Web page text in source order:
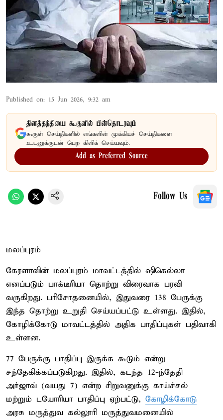
Published on: 15 Jun 2026, 9:32 am
தினத்தந்தியை கூகுளில் பின்தொடரவும்
கூகுள் செய்திகளில் எங்களின் முக்கியச் செய்திகளை
உடனுக்குடன் பெற கிளிக் செய்யவும்.
Add as Preferred Source
Follow Us
மலப்புரம்
கேரளாவின் மலப்புரம் மாவட்டத்தில் ஷிகெல்லா
எனப்படும் பாக்டீரியா தொற்று விரைவாக பரவி
வருகிறது. பரிசோதனையில், இதுவரை 138 பேருக்கு
இந்த தொற்று உறுதி செய்யப்பட்டு உள்ளது. இதில்,
கோழிக்கோடு மாவட்டத்தில் அதிக பாதிப்புகள் பதிவாகி
உள்ளன.
77 பேருக்கு பாதிப்பு இருக்க கூடும் என்று
சந்தேகிக்கப்படுகிறது. இதில், கடந்த 12-ந்தேதி
அர்ஜாவ் (வயது 7) என்ற சிறுவனுக்கு காய்ச்சல்
மற்றும் டயோரியா பாதிப்பு ஏற்பட்டு, கோழிக்கோடு
அரசு மருத்துவ கல்லூரி மருத்துவமனையில்